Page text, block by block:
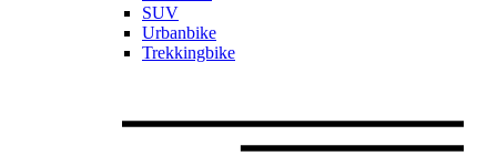
SUV
Urbanbike
Trekkingbike